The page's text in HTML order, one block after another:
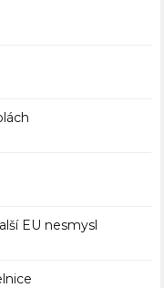
EU nesmysl